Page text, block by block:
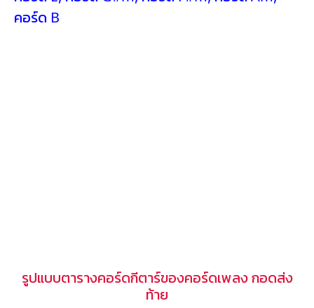
คอร์ด B
รูปแบบตารางคอร์ดกีตาร์ของคอร์ดเพลง กอดส่ง
ท้าย